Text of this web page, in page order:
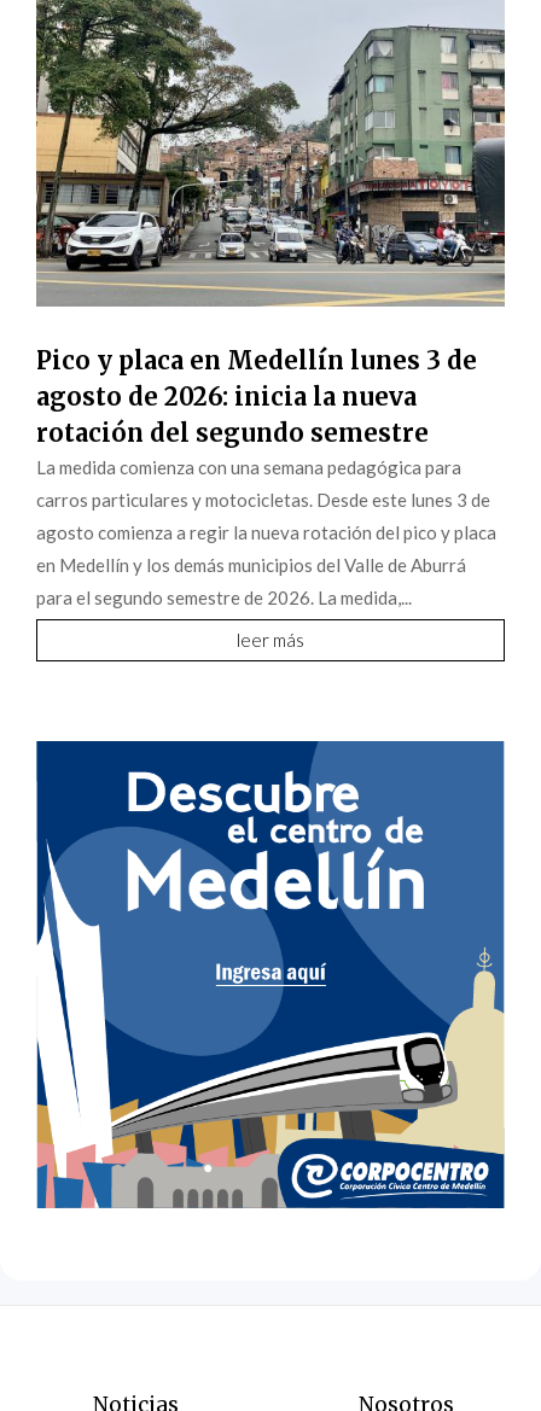
Pico y placa en Medellín lunes 3 de
agosto de 2026: inicia la nueva
rotación del segundo semestre
La medida comienza con una semana pedagógica para
carros particulares y motocicletas. Desde este lunes 3 de
agosto comienza a regir la nueva rotación del pico y placa
en Medellín y los demás municipios del Valle de Aburrá
para el segundo semestre de 2026. La medida,...
leer más
Noticias Nosotros